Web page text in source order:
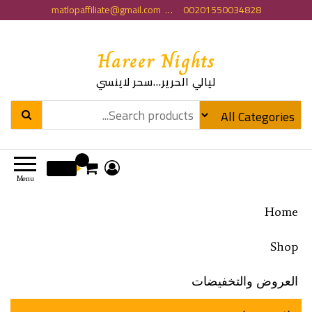
matlopaffiliate@gmail.com … 00201550034828
Hareer Nights
ليالي الحرير…سحر لاينسي
Menu
Home
Shop
العروض والتخفيضات